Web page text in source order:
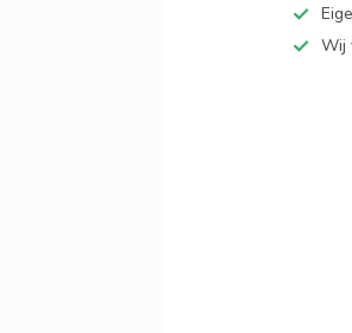
Wij